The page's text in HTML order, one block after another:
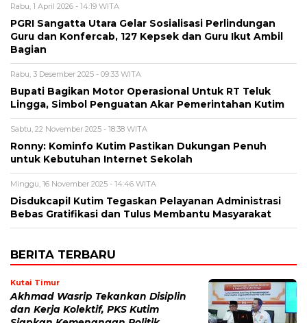
Rabu, 1 April 2026 - 14:19 WITA
PGRI Sangatta Utara Gelar Sosialisasi Perlindungan
Guru dan Konfercab, 127 Kepsek dan Guru Ikut Ambil
Bagian
Rabu, 3 Desember 2025 - 09:33 WITA
Bupati Bagikan Motor Operasional Untuk RT Teluk
Lingga, Simbol Penguatan Akar Pemerintahan Kutim
Sabtu, 22 November 2025 - 18:38 WITA
Ronny: Kominfo Kutim Pastikan Dukungan Penuh
untuk Kebutuhan Internet Sekolah
Minggu, 16 November 2025 - 14:46 WITA
Disdukcapil Kutim Tegaskan Pelayanan Administrasi
Bebas Gratifikasi dan Tulus Membantu Masyarakat
BERITA TERBARU
Kutai Timur
Akhmad Wasrip Tekankan Disiplin
dan Kerja Kolektif, PKS Kutim